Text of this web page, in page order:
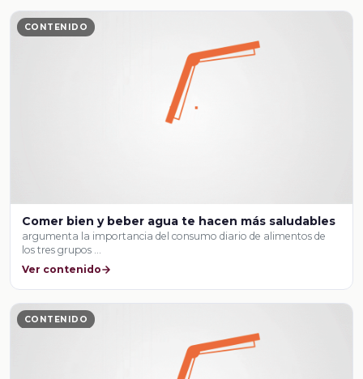
CONTENIDO
Comer bien y beber agua te hacen más saludables
argumenta la importancia del consumo diario de alimentos de
los tres grupos …
Ver contenido
CONTENIDO